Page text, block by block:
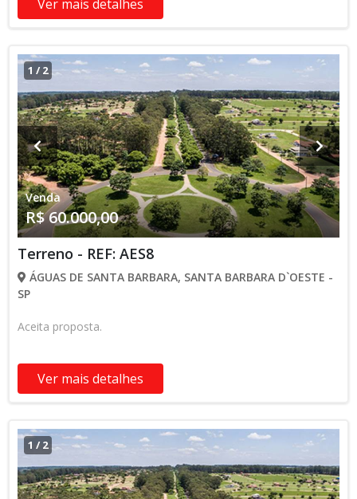
Ver mais detalhes
1 / 2
Venda
R$ 60.000,00
Terreno - REF: AES8
ÁGUAS DE SANTA BARBARA, SANTA BARBARA D`OESTE -
SP
Aceita proposta.
Ver mais detalhes
1 / 2